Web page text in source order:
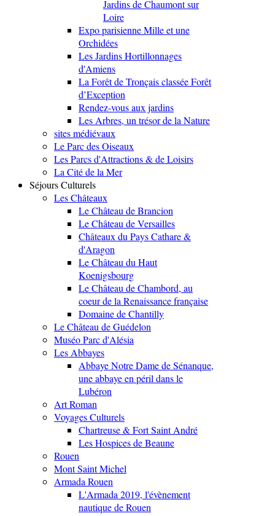
Jardins de Chaumont sur
Loire
Expo parisienne Mille et une
Orchidées
Les Jardins Hortillonnages
d'Amiens
La Forêt de Tronçais classée Forêt
d’Exception
Rendez-vous aux jardins
Les Arbres, un trésor de la Nature
sites médiévaux
Le Parc des Oiseaux
Les Parcs d'Attractions & de Loisirs
La Cité de la Mer
Séjours Culturels
Les Châteaux
Le Château de Brancion
Le Château de Versailles
Châteaux du Pays Cathare &
d'Aragon
Le Château du Haut
Koenigsbourg
Le Château de Chambord, au
coeur de la Renaissance française
Domaine de Chantilly
Le Château de Guédelon
Muséo Parc d'Alésia
Les Abbayes
Abbaye Notre Dame de Sénanque,
une abbaye en péril dans le
Lubéron
Art Roman
Voyages Culturels
Chartreuse & Fort Saint André
Les Hospices de Beaune
Rouen
Mont Saint Michel
Armada Rouen
L'Armada 2019, l'évènement
nautique de Rouen